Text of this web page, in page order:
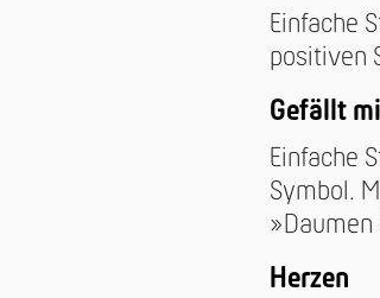
Einfache
positiven
Gefällt
Einfache
Symbol.
Herzen